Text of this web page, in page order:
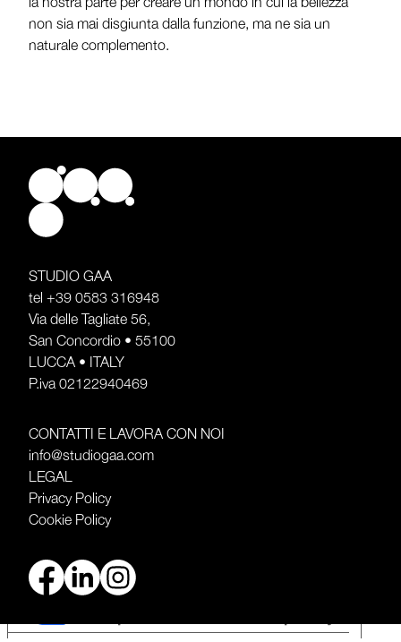
non sia mai disgiunta dalla funzione, ma ne sia un
naturale complemento.
STUDIO GAA
tel +39 0583 316948
Via delle Tagliate 56,
San Concordio • 55100
LUCCA • ITALY
P.iva 02122940469
CONTATTI E LAVORA CON NOI
info@studiogaa.com
LEGAL
Privacy Policy
Cookie Policy